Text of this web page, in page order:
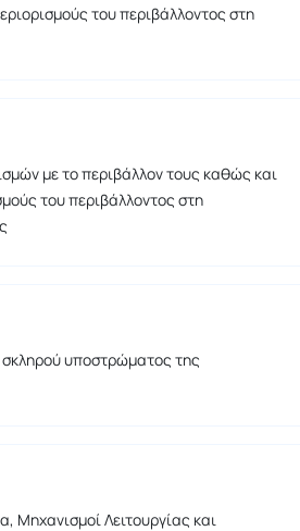
του περιβάλλοντος στη
με το περιβάλλον τους καθώς και
του περιβάλλοντος στη
σκληρού υποστρώματος της
Μηχανισμοί Λειτουργίας και